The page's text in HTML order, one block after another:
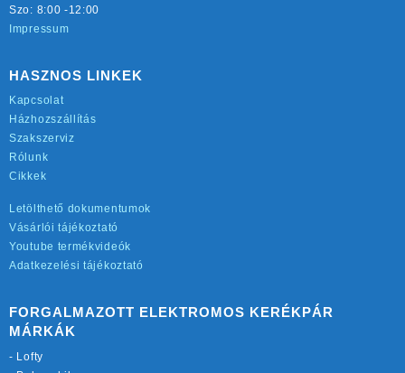
Szo: 8:00 -12:00
Impressum
HASZNOS LINKEK
Kapcsolat
Házhozszállítás
Szakszerviz
Rólunk
Cikkek
Letölthető dokumentumok
Vásárlói tájékoztató
Youtube termékvideók
Adatkezelési tájékoztató
FORGALMAZOTT ELEKTROMOS KERÉKPÁR
MÁRKÁK
- Lofty